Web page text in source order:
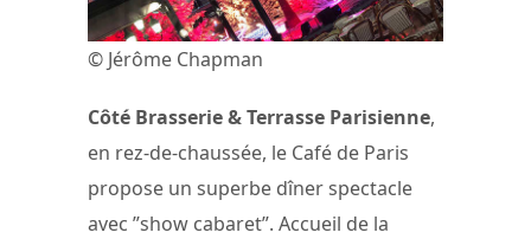
© Jérôme Chapman
Côté Brasserie & Terrasse Parisienne,
en rez-de-chaussée, le Café de Paris
propose un superbe dîner spectacle
avec ”show cabaret”. Accueil de la